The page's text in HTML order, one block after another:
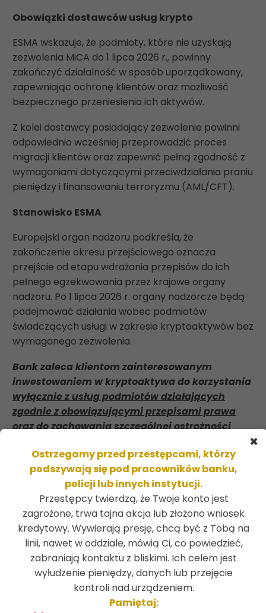
Obowiązki dostawców usług krypto
ESMA wskazuje, że podmioty, które nie uzyskają
zezwolenia MiCA do 1 lipca 2026 r., powinny
zakończyć działalność w sposób uporządkowany,
zapewniając ochronę klientów oraz możliwość
bezpiecznego przeniesienia ich aktywów.
Z kolei dostawcy posiadający zezwolenie powinni
odpowiednio wcześniej przeprowadzić proces
migracji klientów oraz zapewnić pełną zgodność z
wymaganiami dotyczącymi przeciwdziałania praniu
pieniędzy i finansowaniu terroryzmu (AML/CFT).
Stanowisko ESMA
Europejski organ nadzoru podkreśla, że
zakończenie okresu przejściowego oznacza
przejście od etapu wdrażania przepisów do ich
pełnego egzekwowania przez krajowe organy
nadzoru. Po 1 lipca 2026 r. organy nadzorcze będą
podejmować działania wobec podmiotów
świadczących usługi w zakresie kryptoaktywów bez
wymaganego zezwolenia.
Bank zaleca klientom zainteresowanym
inwestowaniem w kryptoaktywa do korzystania
wyłącznie z usług podmiotów działających
zgodnie z obowiązującymi przepisami prawa
oraz do zachowania szczególnej ostrożności
Dodatkowośrodki gromadzone w walutach
wirtualnych, w tym kryptoaktywa, na
rachunkach podmiotów świadczących usługi w tym
zakresienie są objęte gwarancjami państwa.
×
Ostrzegamy przed przestępcami, którzy
podszywają się pod pracowników banku,
policji lub innych instytucji.
Przestępcy twierdzą, że Twoje konto jest
zagrożone, trwa tajna akcja lub złożono wniosek
kredytowy. Wywierają presję, chcą być z Tobą na
linii, nawet w oddziale, mówią Ci, co powiedzieć,
zabraniają kontaktu z bliskimi. Ich celem jest
wyłudzenie pieniędzy, danych lub przejęcie
kontroli nad urządzeniem.
Pamiętaj: